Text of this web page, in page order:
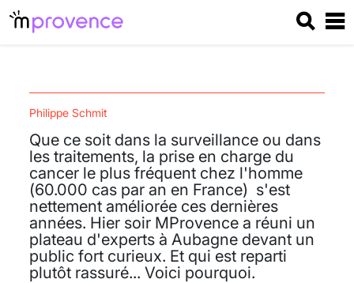
Que ce soit dans la surveillance ou dans
les traitements, la prise en charge du
cancer le plus fréquent chez l'homme
(60.000 cas par an en France) s'est
nettement améliorée ces dernières
années. Hier soir MProvence a réuni un
plateau d'experts à Aubagne devant un
public fort curieux. Et qui est reparti
plutôt rassuré... Voici pourquoi.
Philippe Schmit